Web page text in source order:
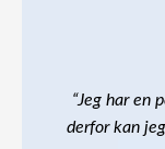
“Jeg har en
derfor kan